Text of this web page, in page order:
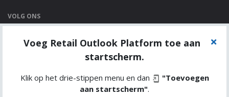
VOLG ONS
TWITTER
Voeg Retail Outlook Platform toe aan
startscherm.
Klik op het drie-stippen menu en dan
"Toevoegen
aan startscherm".